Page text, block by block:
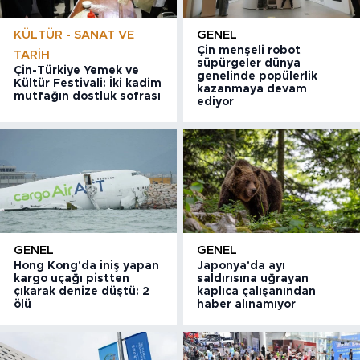
KÜLTÜR - SANAT VE
TARIH
Çin-Türkiye Yemek ve
Kültür Festivali: İki kadim
mutfağın dostluk sofrası
GENEL
Çin menşeli robot
süpürgeler dünya
genelinde popülerlik
kazanmaya devam
ediyor
GENEL
Hong Kong'da iniş yapan
kargo uçağı pistten
çıkarak denize düştü: 2
ölü
GENEL
Japonya'da ayı
saldırısına uğrayan
kaplıca çalışanından
haber alınamıyor